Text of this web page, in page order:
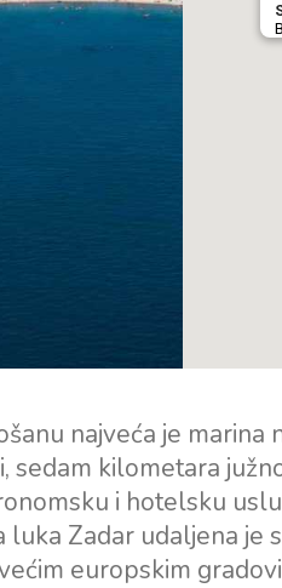
najveća je
sedam kilometara
i hotelsku
luka Zadar udaljena
europskim